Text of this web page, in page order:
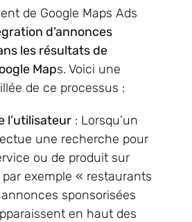
de Google Maps Ads
d’annonces
les résultats de
Maps. Voici une
de ce processus :
l’utilisateur : Lorsqu’un
une recherche pour
ou de produit sur
par exemple « restaurants
sponsorisées
en haut des